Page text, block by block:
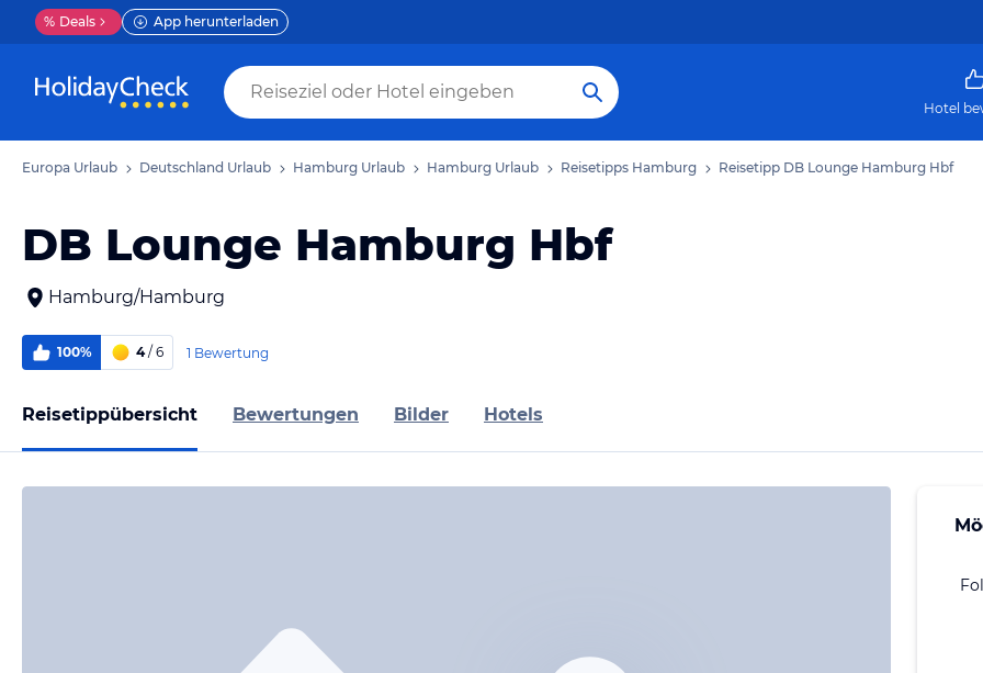
% Deals App herunterladen
Hotel
Europa Urlaub Deutschland Urlaub Hamburg Urlaub Hamburg Urlaub Reisetipps Hamburg Reisetipp DB Lounge Hamburg Hbf
DB Lounge Hamburg Hbf
Hamburg/Hamburg
100% 4/ 6 1 Bewertung
Reisetippübersicht Bewertungen Bilder Hotels